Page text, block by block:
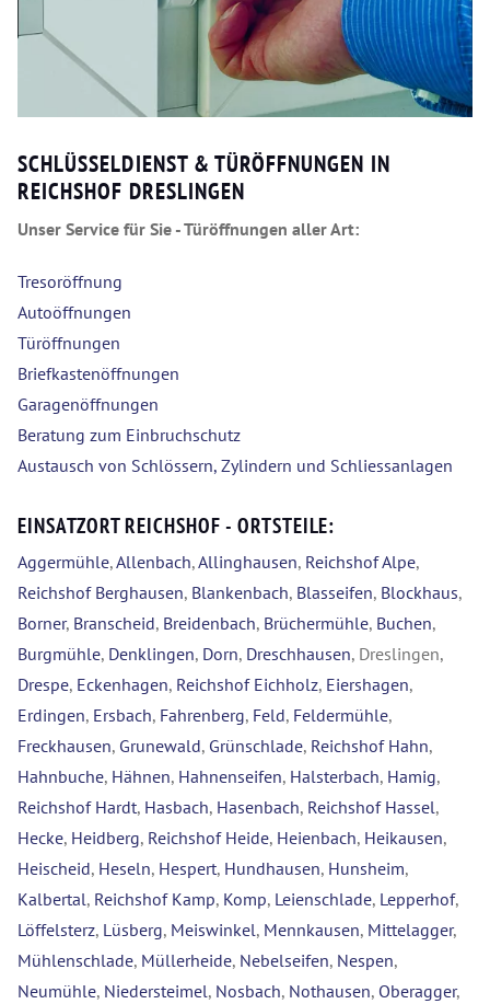
SCHLÜSSELDIENST & TÜRÖFFNUNGEN IN
REICHSHOF DRESLINGEN
Unser Service für Sie - Türöffnungen aller Art:
Tresoröffnung
Autoöffnungen
Türöffnungen
Briefkastenöffnungen
Garagenöffnungen
Beratung zum Einbruchschutz
Austausch von Schlössern, Zylindern und Schliessanlagen
EINSATZORT REICHSHOF - ORTSTEILE:
Aggermühle,Allenbach,Allinghausen, Reichshof Alpe,
Reichshof Berghausen, Blankenbach, Blasseifen, Blockhaus,
Borner, Branscheid, Breidenbach, Brüchermühle, Buchen,
Burgmühle, Denklingen, Dorn, Dreschhausen, Dreslingen,
Drespe, Eckenhagen, Reichshof Eichholz, Eiershagen,
Erdingen, Ersbach, Fahrenberg, Feld, Feldermühle,
Freckhausen, Grunewald, Grünschlade, Reichshof Hahn,
Hahnbuche, Hähnen, Hahnenseifen, Halsterbach, Hamig,
Reichshof Hardt, Hasbach, Hasenbach, Reichshof Hassel,
Hecke, Heidberg, Reichshof Heide, Heienbach, Heikausen,
Heischeid, Heseln, Hespert, Hundhausen, Hunsheim,
Kalbertal, Reichshof Kamp, Komp, Leienschlade, Lepperhof,
Löffelsterz, Lüsberg, Meiswinkel, Mennkausen, Mittelagger,
Mühlenschlade, Müllerheide, Nebelseifen, Nespen,
Neumühle, Niedersteimel, Nosbach, Nothausen, Oberagger,